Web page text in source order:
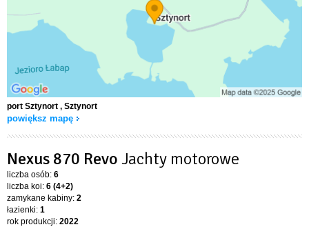
port Sztynort , Sztynort
powiększ mapę
Nexus 870 Revo Jachty motorowe
liczba osób: 6
liczba koi: 6 (4+2)
zamykane kabiny: 2
łazienki: 1
rok produkcji: 2022